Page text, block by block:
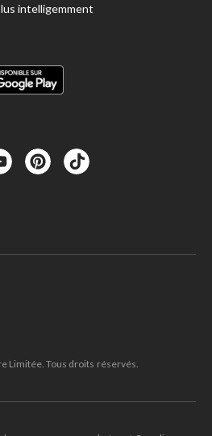
intelligemment
Limitée. Tous droits réservés.